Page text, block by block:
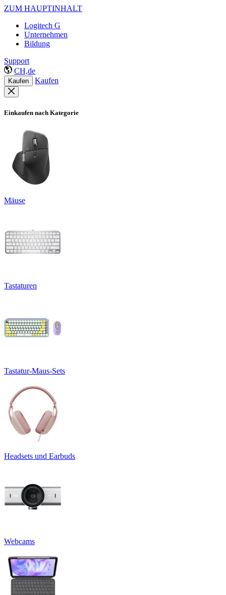
ZUM HAUPTINHALT
Logitech G
Unternehmen
Bildung
Support
CH,de
Kaufen Kaufen
Einkaufen nach Kategorie
Mäuse
Tastaturen
Tastatur-Maus-Sets
Headsets und Earbuds
Webcams